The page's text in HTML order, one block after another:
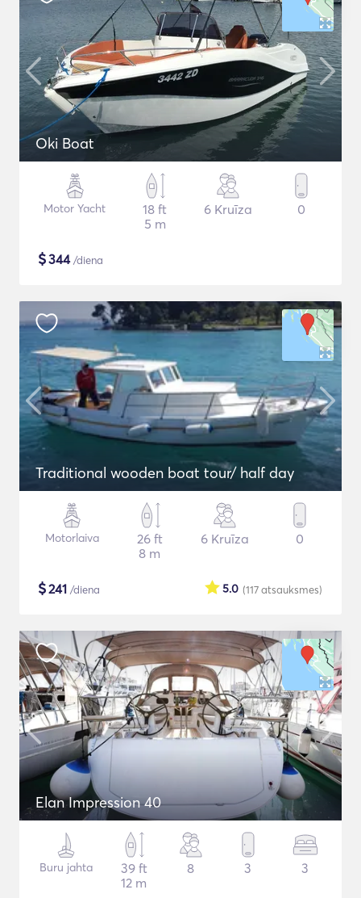
Oki Boat
Motor Yacht
18 ft
5 m
6 Kruīza 0
$344/diena
Traditional wooden boat tour/ half day
Motorlaiva
26 ft
8 m
6 Kruīza 0
$241 /diena (117atsauksmes)
5.0
Elan Impression 40
Buru jahta
39 ft
12 m
8 3 3